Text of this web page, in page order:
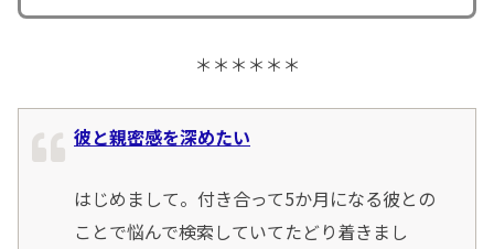
＊＊＊＊＊＊
彼と親密感を深めたい
はじめまして。付き合って5か月になる彼との
ことで悩んで検索していてたどり着きまし